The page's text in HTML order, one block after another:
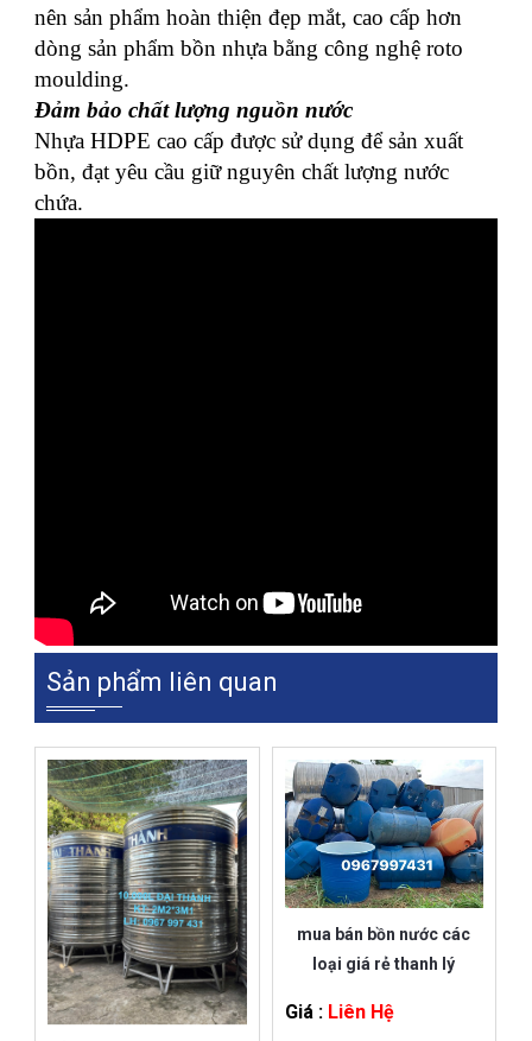
nên sản phẩm hoàn thiện đẹp mắt, cao cấp hơn
dòng sản phẩm bồn nhựa bằng công nghệ roto
moulding.
Đảm bảo chất lượng nguồn nước
Nhựa HDPE cao cấp được sử dụng để sản xuất
bồn, đạt yêu cầu giữ nguyên chất lượng nước
chứa.
Sản phẩm liên quan
mua bán bồn nước các
loại giá rẻ thanh lý
Giá :Liên Hệ